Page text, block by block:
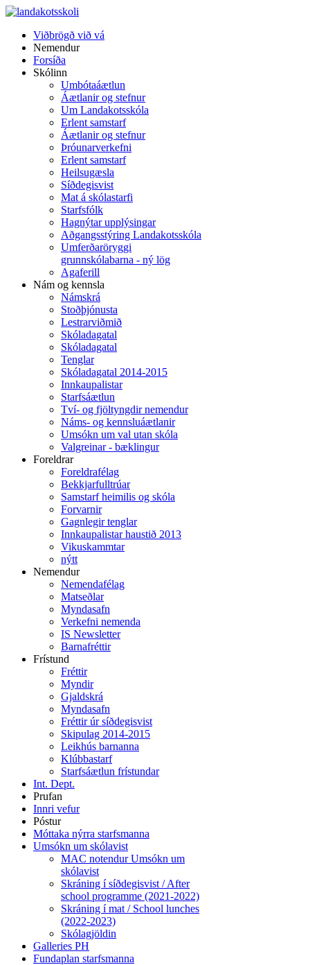
Viðbrögð við vá
Nemendur
Forsíða
Skólinn
Umbótaáætlun
Áætlanir og stefnur
Um Landakotsskóla
Erlent samstarf
Áætlanir og stefnur
Þróunarverkefni
Erlent samstarf
Heilsugæsla
Síðdegisvist
Mat á skólastarfi
Starfsfólk
Hagnýtar upplýsingar
Aðgangsstýring Landakotsskóla
Umferðaröryggi
grunnskólabarna - ný lög
Agaferill
Nám og kennsla
Námskrá
Stoðþjónusta
Lestrarviðmið
Skóladagatal
Skóladagatal
Tenglar
Skóladagatal 2014-2015
Innkaupalistar
Starfsáætlun
Tví- og fjöltyngdir nemendur
Náms- og kennsluáætlanir
Umsókn um val utan skóla
Valgreinar - bæklingur
Foreldrar
Foreldrafélag
Bekkjarfulltrúar
Samstarf heimilis og skóla
Forvarnir
Gagnlegir tenglar
Innkaupalistar haustið 2013
Vikuskammtar
nýtt
Nemendur
Nemendafélag
Matseðlar
Myndasafn
Verkefni nemenda
IS Newsletter
Barnafréttir
Frístund
Fréttir
Myndir
Gjaldskrá
Myndasafn
Fréttir úr síðdegisvist
Skipulag 2014-2015
Leikhús barnanna
Klúbbastarf
Starfsáætlun frístundar
Int. Dept.
Prufan
Innri vefur
Póstur
Móttaka nýrra starfsmanna
Umsókn um skólavist
MAC notendur Umsókn um
skólavist
Skráning í síðdegisvist / After
school programme (2021-2022)
Skráning í mat / School lunches
(2022-2023)
Skólagjöldin
Galleries PH
Fundaplan starfsmanna